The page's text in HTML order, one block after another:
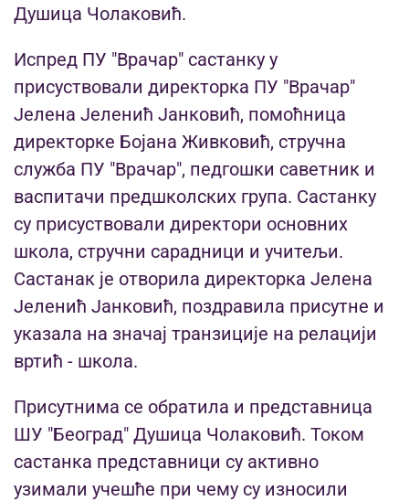
Душица Чолаковић.
Испред ПУ "Врачар" састанку у
присуствовали директорка ПУ "Врачар"
Јелена Јеленић Јанковић, помоћница
директорке Бојана Живковић, стручна
служба ПУ "Врачар", педгошки саветник и
васпитачи предшколских група. Састанку
су присуствовали директори основних
школа, стручни сарадници и учитељи.
Састанак је отворила директорка Јелена
Јеленић Јанковић, поздравила присутне и
указала на значај транзиције на релацији
вртић - школа.
Присутнима се обратила и представница
ШУ "Београд" Душица Чолаковић. Током
састанка представници су активно
узимали учешће при чему су износили